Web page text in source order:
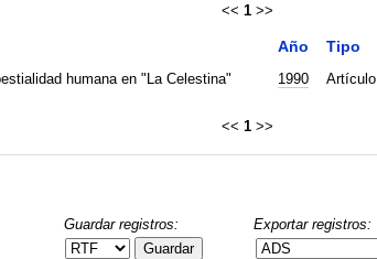
<< 1 >>
Año Tipo
humana en "La Celestina" 1990 Artículo
<< 1 >>
Guardar registros:
Guardar
Exportar registros: